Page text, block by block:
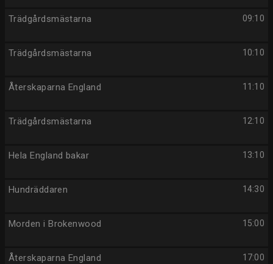
09:10
Trädgårdsmästarna
10:10
Trädgårdsmästarna
11:10
Återskaparna England
12:10
Trädgårdsmästarna
13:10
Hela England bakar
14:30
Hundräddaren
15:00
Morden i Brokenwood
17:00
Återskaparna England